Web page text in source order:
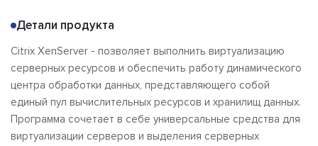
Детали продукта
Citrix XenServer - позволяет выполнить виртуализацию
серверных ресурсов и обеспечить работу динамического
центра обработки данных, представляющего собой
единый пул вычислительных ресурсов и хранилищ данных.
Программа сочетает в себе универсальные средства для
виртуализации серверов и выделения серверных